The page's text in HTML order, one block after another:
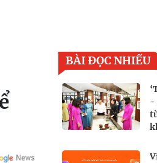
BÀI ĐỌC NHIỀU
-